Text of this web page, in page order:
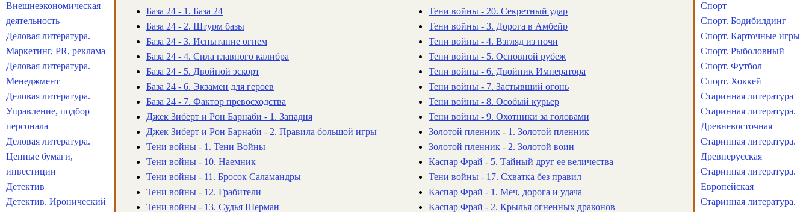
База 24 - 1. База 24
База 24 - 2. Штурм базы
База 24 - 3. Испытание огнем
База 24 - 4. Сила главного калибра
База 24 - 5. Двойной эскорт
База 24 - 6. Экзамен для героев
База 24 - 7. Фактор превосходства
Джек Зиберт и Рон Барнаби - 1. Западня
Джек Зиберт и Рон Барнаби - 2. Правила большой игры
Тени войны - 1. Тени Войны
Тени войны - 10. Наемник
Тени войны - 11. Бросок Саламандры
Тени войны - 12. Грабители
Тени войны - 13. Судья Шерман
Тени войны - 20. Секретный удар
Тени войны - 3. Дорога в Амбейр
Тени войны - 4. Взгляд из ночи
Тени войны - 5. Основной рубеж
Тени войны - 6. Двойник Императора
Тени войны - 7. Застывший огонь
Тени войны - 8. Особый курьер
Тени войны - 9. Охотники за головами
Золотой пленник - 1. Золотой пленник
Золотой пленник - 2. Золотой воин
Каспар Фрай - 5. Тайный друг ее величества
Тени войны - 17. Схватка без правил
Каспар Фрай - 1. Меч, дорога и удача
Каспар Фрай - 2. Крылья огненных драконов
Внешнеэкономическая
деятельность
Деловая литература.
Маркетинг, PR, реклама
Деловая литература.
Менеджмент
Деловая литература.
Управление, подбор
персонала
Деловая литература.
Ценные бумаги,
инвестиции
Детектив
Детектив. Иронический
Спорт
Спорт. Бодибилдинг
Спорт. Карточные игры
Спорт. Рыболовный
Спорт. Футбол
Спорт. Хоккей
Старинная литература
Старинная литература.
Древневосточная
Старинная литература.
Древнерусская
Старинная литература.
Европейская
Старинная литература.